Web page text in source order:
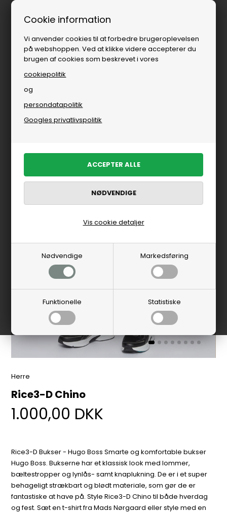
Cookie information
Vi anvender cookies til at forbedre brugeroplevelsen
på webshoppen. Ved at klikke videre accepterer du
brugen af cookies som beskrevet i vores
cookiepolitik
og
persondatapolitik
Googles privatlivspolitik
Nødvendige Markedsføring
Funktionelle Statistiske
Vis cookie detaljer
Herre
Rice3-D Chino
1.000,00 DKK
Rice3-D Bukser - Hugo Boss Smarte og komfortable bukser
Hugo Boss. Bukserne har et klassisk look med lommer,
bæltestropper og lynlås- samt knaplukning. De er i et super
behageligt strækbart og blødt materiale, som gør de er
fantastiske at have på. Style Rice3-D Chino til både hverdag
og fest. Sæt en t-shirt fra Mads Nørgaard eller style med en